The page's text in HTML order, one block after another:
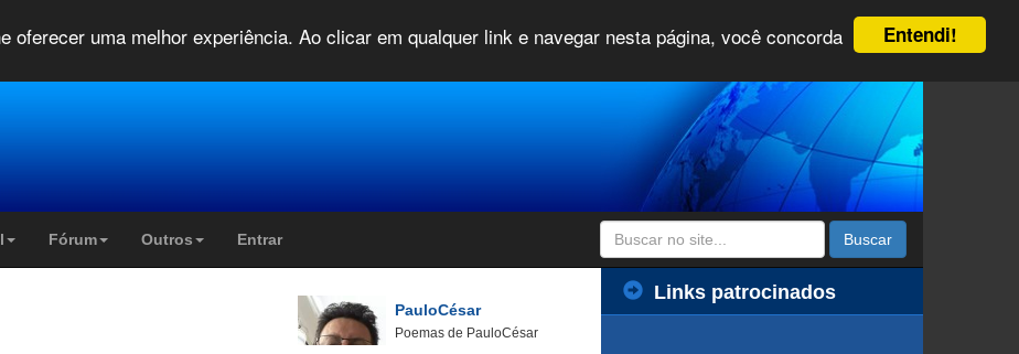
Entendi!
uma melhor experiência. Ao clicar em qualquer link e navegar nesta página, você concorda
Fórum Outros Entrar Buscar
PauloCésar
Poemas de PauloCésar
Links patrocinados